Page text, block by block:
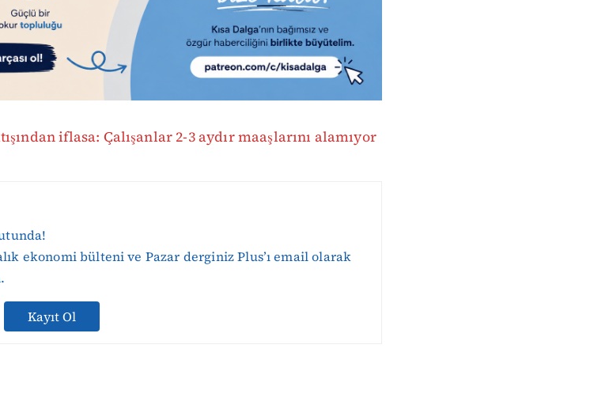
iflasa: Çalışanlar 2-3 aydır maaşlarını alamıyor
ekonomi bülteni ve Pazar derginiz Plus’ı email olarak
Kayıt Ol